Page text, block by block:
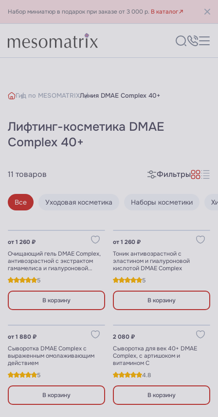
Набор миниатюр в подарок при заказе от 3 000 р. В каталог
Гид по MESOMATRIXЛиния DMAE Complex 40+
Косметика с лифтинг-
Лифтинг-косметика DMAE
Complex 40+
11 товаров Фильтры
Все Уходовая косметика Наборы косметики
от 1 260 ₽
Очищающий гель DMAE Complex,
антивозрастной с экстрактом
гамамелиса и гиалуроновой
кислотой
5
В корзину
от 1 260 ₽
Тоник антивозрастной с
эластином и гиалуроновой
кислотой DMAE Complex
5
В корзину
от 1 880 ₽
Сыворотка DMAE Complex с
выраженным омолаживающим
действием
5
В корзину
2 080 ₽
Сыворотка для век 40+ DMAE
Complex, с артишоком и
витамином С
4.8
В корзину